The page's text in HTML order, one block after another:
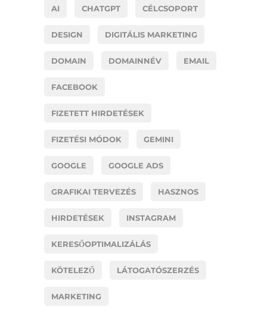
AI CHATGPT CÉLCSOPORT
DESIGN DIGITÁLIS MARKETING
DOMAIN DOMAINNÉV EMAIL
FACEBOOK
FIZETETT HIRDETÉSEK
FIZETÉSI MÓDOK GEMINI
GOOGLE GOOGLE ADS
GRAFIKAI TERVEZÉS HASZNOS
HIRDETÉSEK INSTAGRAM
KERESŐOPTIMALIZÁLÁS
KÖTELEZŐ LÁTOGATÓSZERZÉS
MARKETING